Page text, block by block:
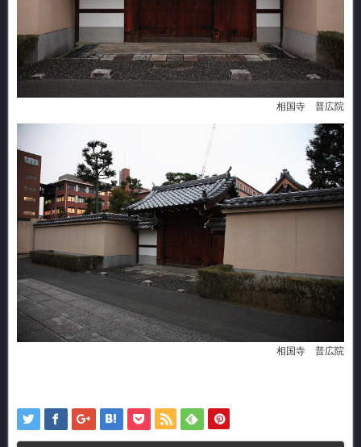
相国寺 普広院
相国寺 普広院